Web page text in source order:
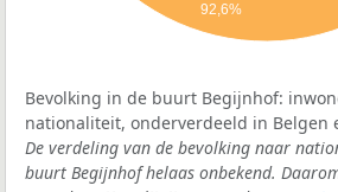
92,6%
Bevolking in de buurt Begijnhof:
nationaliteit, onderverdeeld in Belgen
De verdeling van de bevolking naar
buurt Begijnhof helaas onbekend.